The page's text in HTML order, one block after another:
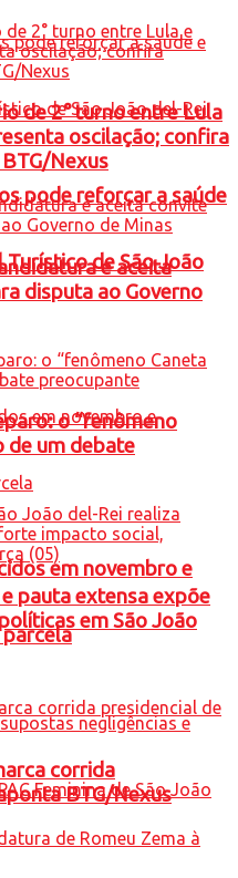
pode reforçar a saúde
de São João
em novembro e
parcela
de 2° turno entre Lula
oscilação; confira
Nexus
e aceita
disputa ao Governo
o “fenômeno
de um debate
pauta extensa expõe
em São João
corrida
BTG/Nexus